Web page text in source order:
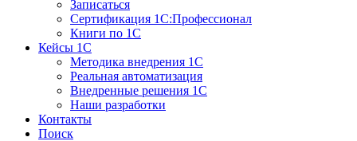
Записаться
Сертификация 1С:Профессионал
Книги по 1С
Кейсы 1С
Методика внедрения 1С
Реальная автоматизация
Внедренные решения 1С
Наши разработки
Контакты
Поиск